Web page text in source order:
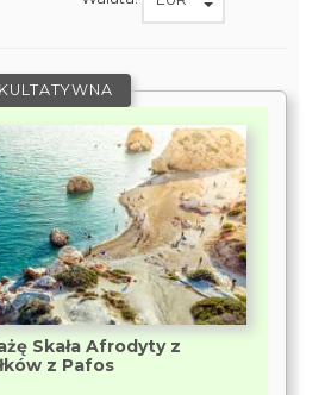
Skała Afrodyty z
z Pafos